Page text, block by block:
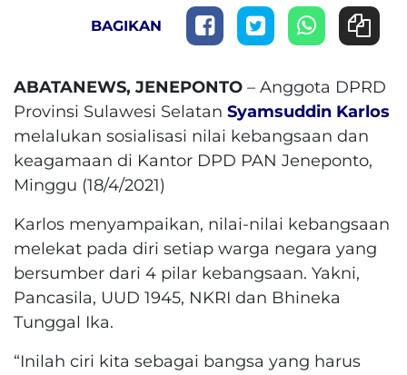
BAGIKAN
ABATANEWS, JENEPONTO – Anggota DPRD
Provinsi Sulawesi Selatan Syamsuddin Karlos
melalukan sosialisasi nilai kebangsaan dan
keagamaan di Kantor DPD PAN Jeneponto,
Minggu (18/4/2021)
Karlos menyampaikan, nilai-nilai kebangsaan
melekat pada diri setiap warga negara yang
bersumber dari 4 pilar kebangsaan. Yakni,
Pancasila, UUD 1945, NKRI dan Bhineka
Tunggal Ika.
“Inilah ciri kita sebagai bangsa yang harus